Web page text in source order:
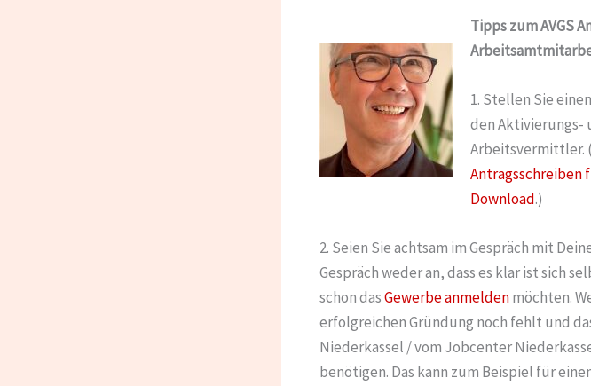
Tipps zum AVGS
1. Stellen Sie
den Aktivierungs-
Arbeitsvermittler. (
Antragsschreiben
Download.)
2. Seien Sie achtsam im Gespräch mit
Gespräch weder an, dass es klar ist sich
schon dasGewerbe anmeldenmöchten.
erfolgreichen Gründung noch fehlt und
Niederkassel / vom Jobcenter
benötigen. Das kann zum Beispiel für